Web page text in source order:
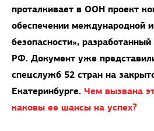
проталкивает в ООН проект
обеспечении международной
безопасности»,
РФ. Документ уже
спецслужб 52 стран на
Екатеринбурге. Чем вызвана
каковы ее шансы на успех?